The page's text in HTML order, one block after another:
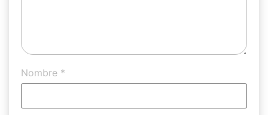
Nombre *